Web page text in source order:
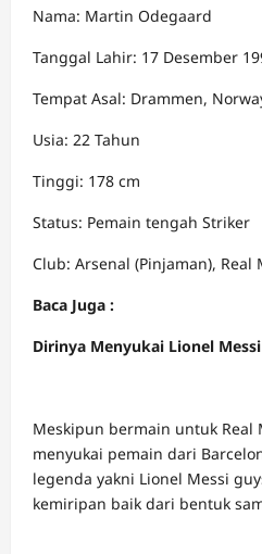
Nama: Martin Odegaard
Tanggal Lahir: 17 Desember
Tempat Asal: Drammen,
Usia: 22 Tahun
Tinggi: 178 cm
Status: Pemain tengah Striker
Club: Arsenal (Pinjaman), Real
Baca Juga :
Dirinya Menyukai Lionel Messi
Meskipun bermain untuk
menyukai pemain dari
legenda yakni Lionel Messi
kemiripan baik dari bentuk